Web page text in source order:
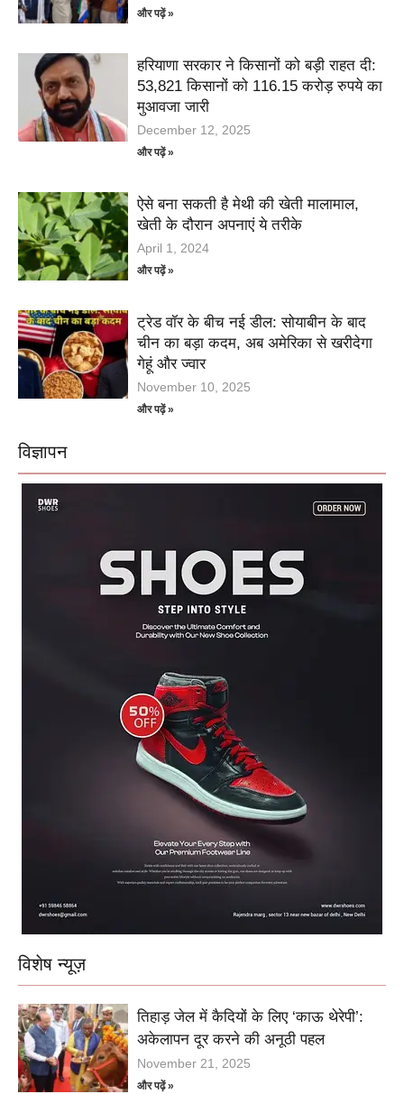
और पढ़ें »
हरियाणा सरकार ने किसानों को बड़ी राहत दी:
53,821 किसानों को 116.15 करोड़ रुपये का
मुआवजा जारी
December 12, 2025
और पढ़ें »
ऐसे बना सकती है मेथी की खेती मालामाल,
खेती के दौरान अपनाएं ये तरीके
April 1, 2024
और पढ़ें »
ट्रेड वॉर के बीच नई डील: सोयाबीन के बाद
चीन का बड़ा कदम, अब अमेरिका से खरीदेगा
गेहूं और ज्वार
November 10, 2025
और पढ़ें »
विज्ञापन
विशेष न्यूज़
तिहाड़ जेल में कैदियों के लिए ‘काऊ थेरेपी’:
अकेलापन दूर करने की अनूठी पहल
November 21, 2025
और पढ़ें »